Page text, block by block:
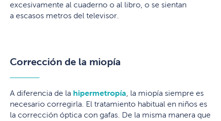
excesivamente al cuaderno o al libro, o se sientan
a escasos metros del televisor.
Corrección de la miopía
A diferencia de la hipermetropía , la miopía siempre es
necesario corregirla. El tratamiento habitual en niños es
la corrección óptica con gafas. De la misma manera que